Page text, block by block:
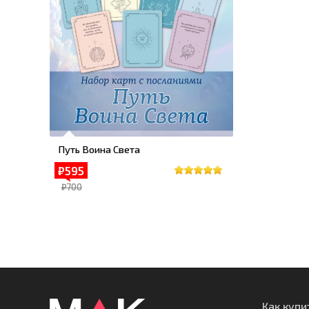
Путь Воина Света
₽595
₽700
Как